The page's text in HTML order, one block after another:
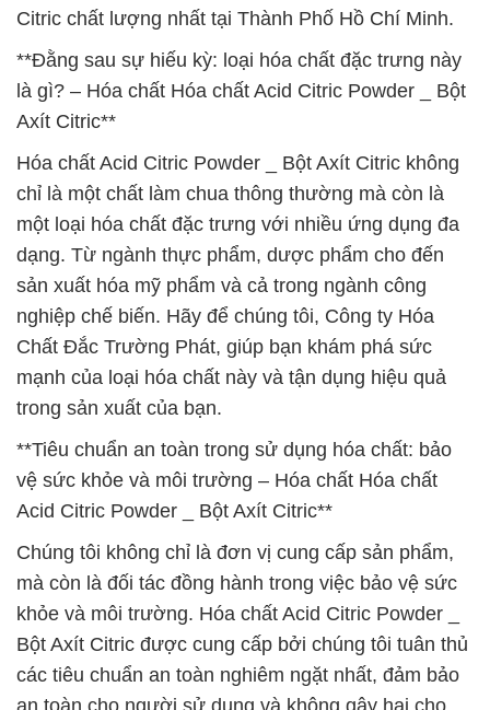
Citric chất lượng nhất tại Thành Phố Hồ Chí Minh.
**Đằng sau sự hiếu kỳ: loại hóa chất đặc trưng này
là gì? – Hóa chất Hóa chất Acid Citric Powder _ Bột
Axít Citric**
Hóa chất Acid Citric Powder _ Bột Axít Citric không
chỉ là một chất làm chua thông thường mà còn là
một loại hóa chất đặc trưng với nhiều ứng dụng đa
dạng. Từ ngành thực phẩm, dược phẩm cho đến
sản xuất hóa mỹ phẩm và cả trong ngành công
nghiệp chế biến. Hãy để chúng tôi, Công ty Hóa
Chất Đắc Trường Phát, giúp bạn khám phá sức
mạnh của loại hóa chất này và tận dụng hiệu quả
trong sản xuất của bạn.
**Tiêu chuẩn an toàn trong sử dụng hóa chất: bảo
vệ sức khỏe và môi trường – Hóa chất Hóa chất
Acid Citric Powder _ Bột Axít Citric**
Chúng tôi không chỉ là đơn vị cung cấp sản phẩm,
mà còn là đối tác đồng hành trong việc bảo vệ sức
khỏe và môi trường. Hóa chất Acid Citric Powder _
Bột Axít Citric được cung cấp bởi chúng tôi tuân thủ
các tiêu chuẩn an toàn nghiêm ngặt nhất, đảm bảo
an toàn cho người sử dụng và không gây hại cho